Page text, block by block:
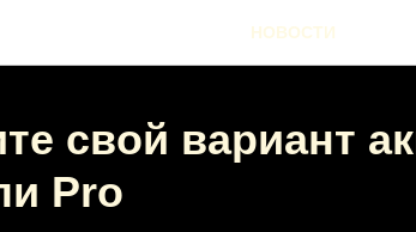
НОВОСТИ
свой вариант
Pro